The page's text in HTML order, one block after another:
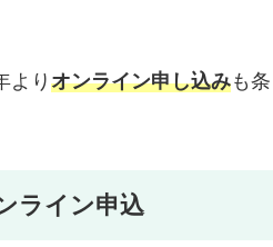
より オンライン申し込みも条
ライン申込